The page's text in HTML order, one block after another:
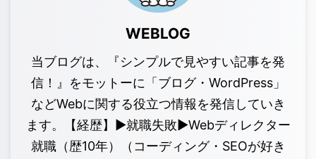
WEBLOG
当ブログは、『シンプルで見やすい記事を発
信！』をモットーに「ブログ・WordPress」
などWebに関する役立つ情報を発信していき
ます。【経歴】▶︎就職失敗▶︎Webディレクター
就職（歴10年）（コーディング・SEOが好き